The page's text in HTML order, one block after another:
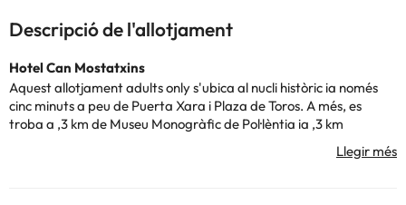
Descripció de l'allotjament
Hotel Can Mostatxins
Aquest allotjament adults only s'ubica al nucli històric ia només
cinc minuts a peu de Puerta Xara i Plaza de Toros. A més, es
troba a ,3 km de Museu Monogràfic de Pol·lèntia ia ,3 km
L'hotel disposa d'una varietat de serveis perquè puguis gaudir de